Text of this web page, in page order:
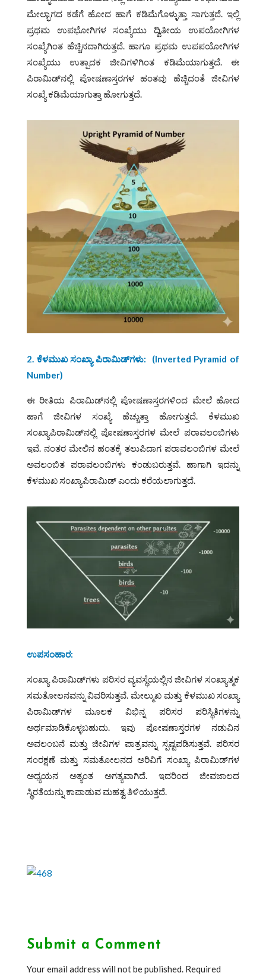
ಮೇಲ್ಭಾಗದ ಕಡೆಗೆ ಹೋದ ಹಾಗೆ ಕಡಿಮೆಗೊಳ್ಳುತ್ತಾ ಸಾಗುತ್ತದೆ. ಇಲ್ಲಿ
ಪ್ರಥಮ ಉಪಭೋಗಿಗಳ ಸಂಖ್ಯೆಯು ದ್ವಿತೀಯ ಉಪಯೋಗಿಗಳ
ಸಂಖ್ಯೆಗಿಂತ ಹೆಚ್ಚಿನದಾಗಿರುತ್ತದೆ. ಹಾಗೂ ಪ್ರಥಮ ಉಪಪಯೋಗಿಗಳ
ಸಂಖ್ಯೆಯು ಉತ್ಪಾದಕ ಜೀವಿಗಳಿಗಿಂತ ಕಡಿಮೆಯಾಗುತ್ತದೆ. ಈ
ಪಿರಾಮಿಡ್‌ನಲ್ಲಿ ಪೋಷಣಾಸ್ತರಗಳ ಹಂತವು ಹೆಚ್ಚಿದಂತೆ ಜೀವಿಗಳ
ಸಂಖ್ಯೆ ಕಡಿಮೆಯಾಗುತ್ತಾ ಹೋಗುತ್ತದೆ.
2. ಕೆಳಮುಖ ಸಂಖ್ಯಾ ಪಿರಾಮಿಡ್‌ಗಳು: (Inverted Pyramid of
Number)
ಈ ರೀತಿಯ ಪಿರಾಮಿಡ್‌ನಲ್ಲಿ ಪೋಷಣಾಸ್ತರಗಳಿಂದ ಮೇಲೆ ಹೋದ
ಹಾಗೆ ಜೀವಿಗಳ ಸಂಖ್ಯೆ ಹೆಚ್ಚುತ್ತಾ ಹೋಗುತ್ತದೆ. ಕೆಳಮುಖ
ಸಂಖ್ಯಾಪಿರಾಮಿಡ್‌ನಲ್ಲಿ ಪೋಷಣಾಸ್ತರಗಳ ಮೇಲೆ ಪರಾವಲಂಬಿಗಳು
ಇವೆ. ನಂತರ ಮೇಲಿನ ಹಂತಕ್ಕೆ ತಲುಪಿದಾಗ ಪರಾವಲಂಬಿಗಳ ಮೇಲೆ
ಅವಲಂಬಿತ ಪರಾವಲಂಬಿಗಳು ಕಂಡುಬರುತ್ತವೆ. ಹಾಗಾಗಿ ಇದನ್ನು
ಕೆಳಮುಖ ಸಂಖ್ಯಾಪಿರಾಮಿಡ್ ಎಂದು ಕರೆಯಲಾಗುತ್ತದೆ.
ಉಪಸಂಹಾರ:
ಸಂಖ್ಯಾ ಪಿರಾಮಿಡ್‌ಗಳು ಪರಿಸರ ವ್ಯವಸ್ಥೆಯಲ್ಲಿನ ಜೀವಿಗಳ ಸಂಖ್ಯಾತ್ಮಕ
ಸಮತೋಲನವನ್ನು ವಿವರಿಸುತ್ತವೆ. ಮೇಲ್ಮುಖ ಮತ್ತು ಕೆಳಮುಖ ಸಂಖ್ಯಾ
ಪಿರಾಮಿಡ್‌ಗಳ ಮೂಲಕ ವಿಭಿನ್ನ ಪರಿಸರ ಪರಿಸ್ಥಿತಿಗಳನ್ನು
ಅರ್ಥಮಾಡಿಕೊಳ್ಳಬಹುದು. ಇವು ಪೋಷಣಾಸ್ತರಗಳ ನಡುವಿನ
ಅವಲಂಬನೆ ಮತ್ತು ಜೀವಿಗಳ ಪಾತ್ರವನ್ನು ಸ್ಪಷ್ಟಪಡಿಸುತ್ತವೆ. ಪರಿಸರ
ಸಂರಕ್ಷಣೆ ಮತ್ತು ಸಮತೋಲನದ ಅರಿವಿಗೆ ಸಂಖ್ಯಾ ಪಿರಾಮಿಡ್‌ಗಳ
ಅಧ್ಯಯನ ಅತ್ಯಂತ ಅಗತ್ಯವಾಗಿದೆ. ಇದರಿಂದ ಜೀವಜಾಲದ
ಸ್ಥಿರತೆಯನ್ನು ಕಾಪಾಡುವ ಮಹತ್ವ ತಿಳಿಯುತ್ತದೆ.
Submit a Comment
Your email address will not be published. Required